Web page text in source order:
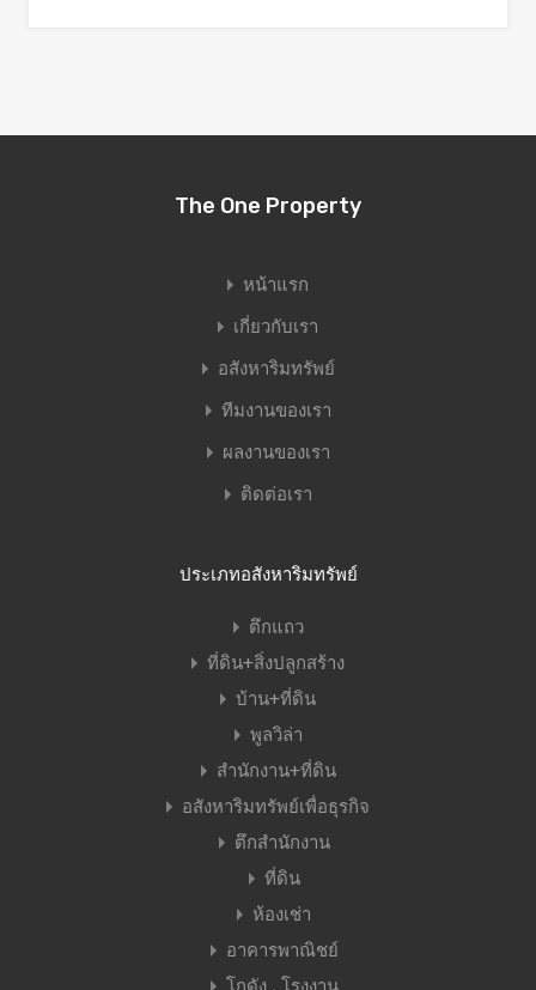
The One Property
หน้าแรก
เกี่ยวกับเรา
อสังหาริมทรัพย์
ทีมงานของเรา
ผลงานของเรา
ติดต่อเรา
ประเภทอสังหาริมทรัพย์
ตึกแถว
ที่ดิน+สิ่งปลูกสร้าง
บ้าน+ที่ดิน
พูลวิล่า
สำนักงาน+ที่ดิน
อสังหาริมทรัพย์เพื่อธุรกิจ
ตึกสำนักงาน
ที่ดิน
ห้องเช่า
อาคารพาณิชย์